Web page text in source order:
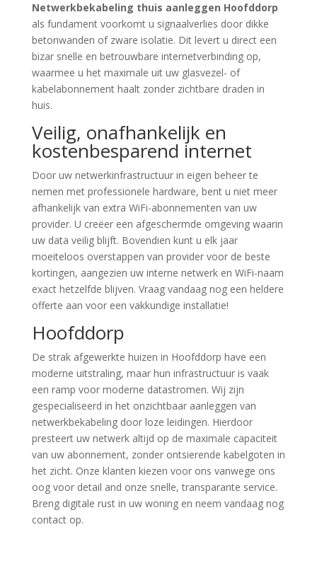
Netwerkbekabeling thuis aanleggen Hoofddorp
als fundament voorkomt u signaalverlies door dikke
betonwanden of zware isolatie. Dit levert u direct een
bizar snelle en betrouwbare internetverbinding op,
waarmee u het maximale uit uw glasvezel- of
kabelabonnement haalt zonder zichtbare draden in
huis.
Veilig, onafhankelijk en
kostenbesparend internet
Door uw netwerkinfrastructuur in eigen beheer te
nemen met professionele hardware, bent u niet meer
afhankelijk van extra WiFi-abonnementen van uw
provider. U creëer een afgeschermde omgeving waarin
uw data veilig blijft. Bovendien kunt u elk jaar
moeiteloos overstappen van provider voor de beste
kortingen, aangezien uw interne netwerk en WiFi-naam
exact hetzelfde blijven. Vraag vandaag nog een heldere
offerte aan voor een vakkundige installatie!
Hoofddorp
De strak afgewerkte huizen in Hoofddorp have een
moderne uitstraling, maar hun infrastructuur is vaak
een ramp voor moderne datastromen. Wij zijn
gespecialiseerd in het onzichtbaar aanleggen van
netwerkbekabeling door loze leidingen. Hierdoor
presteert uw netwerk altijd op de maximale capaciteit
van uw abonnement, zonder ontsierende kabelgoten in
het zicht. Onze klanten kiezen voor ons vanwege ons
oog voor detail and onze snelle, transparante service.
Breng digitale rust in uw woning en neem vandaag nog
contact op.